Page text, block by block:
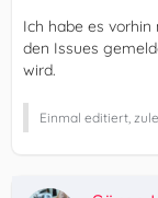
Ich habe es
den Issues
wird.
Einmal editiert,